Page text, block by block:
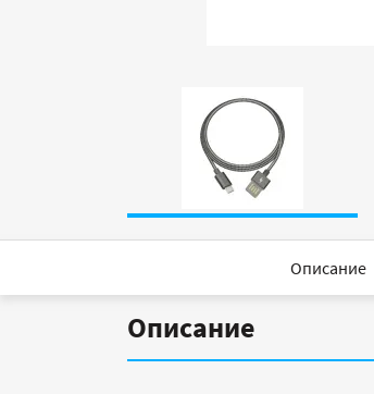
Описание
Описание